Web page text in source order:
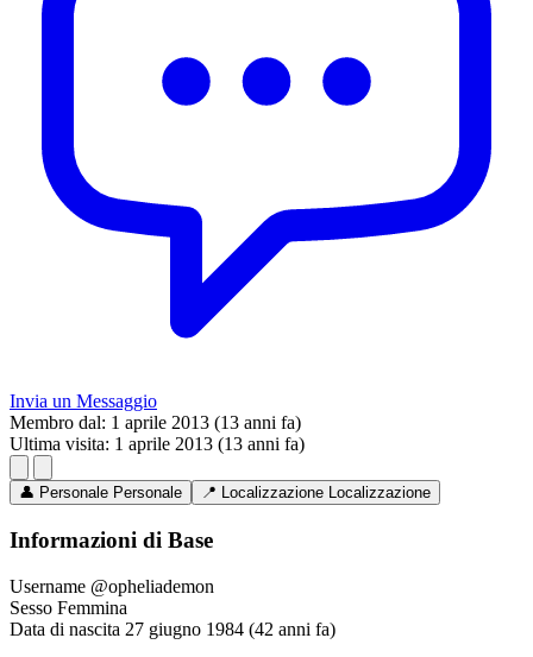
Invia un Messaggio
Membro dal: 1 aprile 2013 (13 anni fa)
Ultima visita: 1 aprile 2013 (13 anni fa)
👤 Personale Personale 📍 Localizzazione Localizzazione
Informazioni di Base
Username @opheliademon
Sesso Femmina
Data di nascita 27 giugno 1984 (42 anni fa)